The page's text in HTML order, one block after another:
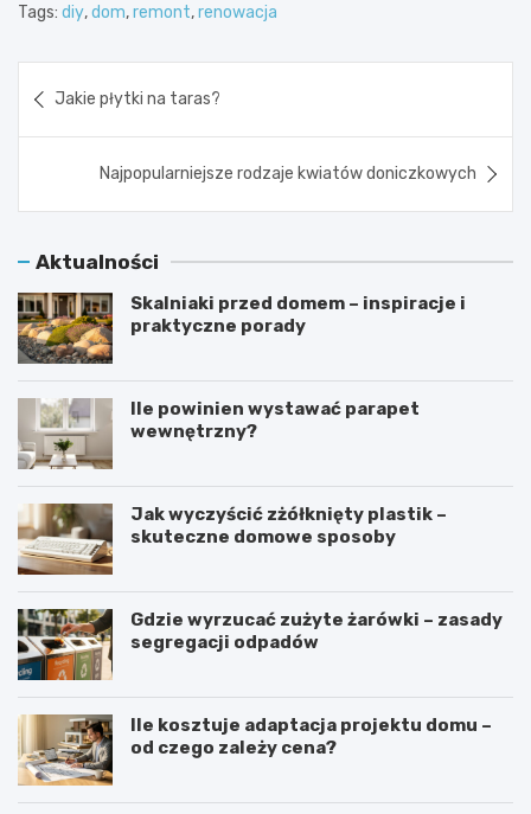
Tags: diy,dom,remont,renowacja
wpisu
Jakie płytki na taras?
Najpopularniejsze rodzaje kwiatów doniczkowych
Aktualności
Skalniaki przed domem – inspiracje i
praktyczne porady
Ile powinien wystawać parapet
wewnętrzny?
Jak wyczyścić zżółknięty plastik –
skuteczne domowe sposoby
Gdzie wyrzucać zużyte żarówki – zasady
segregacji odpadów
Ile kosztuje adaptacja projektu domu –
od czego zależy cena?